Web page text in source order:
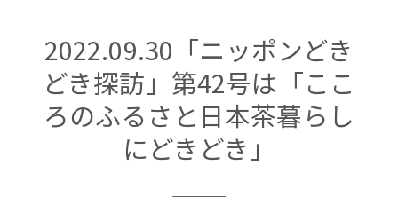
2022.09.30「ニッポンどき
どき探訪」第42号は「ここ
ろのふるさと日本茶暮らし
にどきどき」